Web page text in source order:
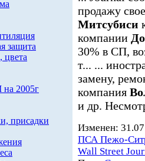
защита
цвета
2005г
присадки
продажу
Митсубиси
компании
30% в СП,
т... ...
замену,
компания
и др.
Изменен:
ПСА Пежо-
Wall Street